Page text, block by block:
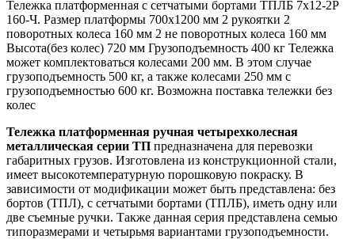
Тележка платформенная с сетчатыми бортами ТПЛБ 7х12-2Р
160-Ч. Размер платформы 700х1200 мм 2 рукоятки 2
поворотных колеса 160 мм 2 не поворотных колеса 160 мм
Высота(без колес) 720 мм Грузоподъемность 400 кг Тележка
может комплектоваться колесами 200 мм. В этом случае
грузоподъемность 500 кг, а также колесами 250 мм с
грузоподъемностью 600 кг. Возможна поставка тележки без
колес
Тележка платформенная ручная четырехколесная
металлическая серии ТП предназначена для перевозки
габаритных грузов. Изготовлена из конструкционной стали,
имеет высокотемпературную порошковую покраску. В
зависимости от модификации может быть представлена: без
бортов (ТПЛ), с сетчатыми бортами (ТПЛБ), иметь одну или
две съемные ручки. Также данная серия представлена семью
типоразмерами и четырьмя вариантами грузоподъемности.